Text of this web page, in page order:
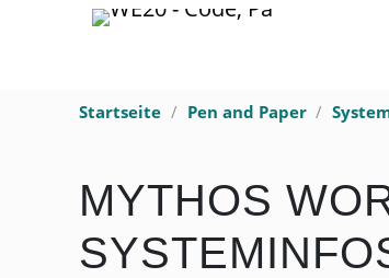
Startseite Pen and Paper
MYTHOS